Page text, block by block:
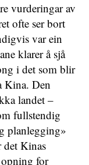
vurderingar av
ofte ser bort
var ein
klarer å sjå
i det som blir
Kina. Den
landet –
fullstendig
planlegging»
det Kinas
opning for